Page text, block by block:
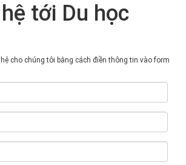
tới Du học
cho chúng tôi bằng cách điền thông tin vào form